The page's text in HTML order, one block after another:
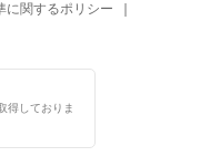
に関するポリシー
得しておりま